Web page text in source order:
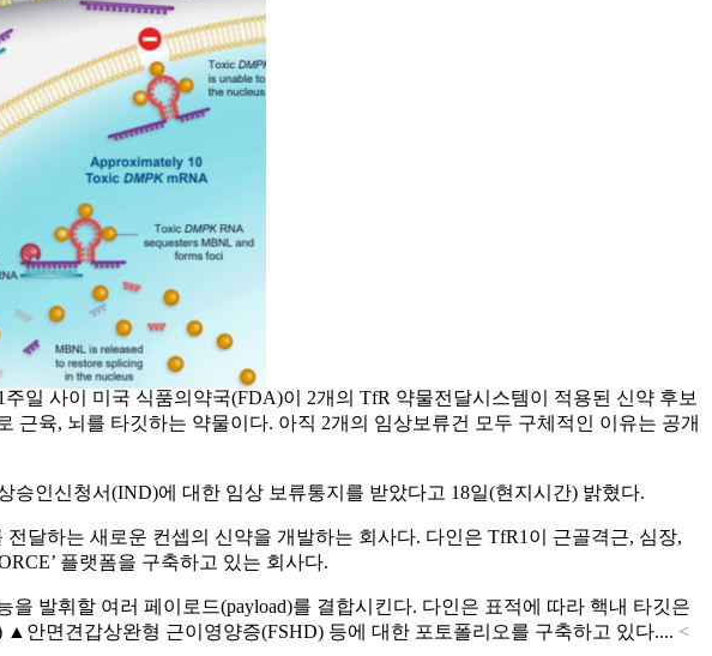
일 사이 미국 식품의약국(FDA)이 2개의 TfR 약물전달시스템이 적용된 신약 후보
육, 뇌를 타깃하는 약물이다. 아직 2개의 임상보류건 모두 구체적인 이유는 공개
승인신청서(IND)에 대한 임상 보류통지를 받았다고 18일(현지시간) 밝혔다.
달하는 새로운 컨셉의 신약을 개발하는 회사다. 다인은 TfR1이 근골격근, 심장,
플랫폼을 구축하고 있는 회사다.
을 발휘할 여러 페이로드(payload)를 결합시킨다. 다인은 표적에 따라 핵내 타깃은
면견갑상완형 근이영양증(FSHD) 등에 대한 포토폴리오를 구축하고 있다.... <